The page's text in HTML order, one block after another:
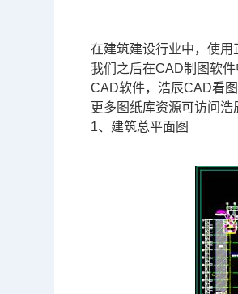
在建筑建设行业中，使用
我们之后在CAD制图软件
CAD软件，浩辰CAD看
更多图纸库资源可访问浩
1、建筑总平面图